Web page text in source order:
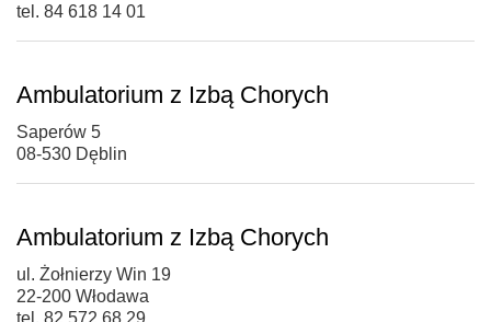
tel. 84 618 14 01
Ambulatorium z Izbą Chorych
Saperów 5
08-530 Dęblin
Ambulatorium z Izbą Chorych
ul. Żołnierzy Win 19
22-200 Włodawa
tel. 82 572 68 29